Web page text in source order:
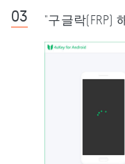
"구글락(FRP)